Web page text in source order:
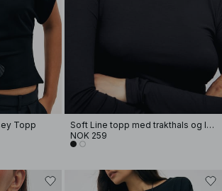
Topp
Soft Line topp med trakthals og lange ermer
NOK 259